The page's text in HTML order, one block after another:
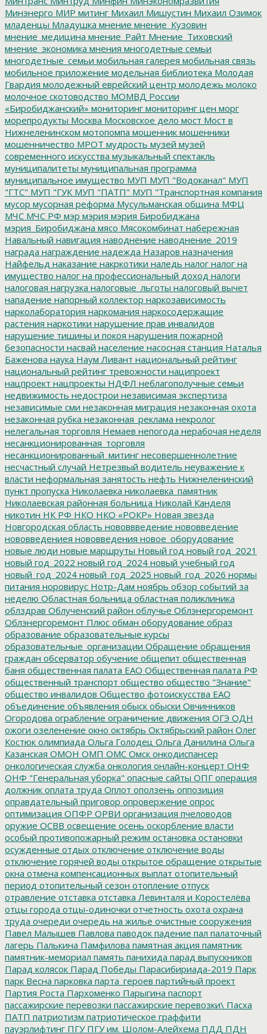
Минэнерго МИР митинг Михаил Мишустин Михаил Озимок
младенцы Младушка мнение мнение_Кузовин
мнение_медицина мнение_Райт Мнение_Тиховский
мнение_экономика мнения многодетные семьи
многодетные_семьи мобильная галерея мобильная связь
мобильное приложение модельная библиотека Молодая
Гвардия молодежный еврейский центр молодежь молоко
молочное скотоводство МОМВД России
«Биробиджанский» мониторинг мониторинг цен морг
морепродукты Москва Московское дело мост Мост в
Нижнеленинском мотопомпа мошенник мошенники
мошенничество МРОТ мудрость музей музей
современного искусства музыкальный спектакль
муниципалитеты муниципальная программа
муниципальное имущество МУП МУП "Водоканал" МУП
"ГТС" МУП "ГУК МУП "ПАТП" МУП "Транспортная компания
мусор мусорная реформа Мусульманская община МФЦ
МЧС МЧС РФ мэр мэрия мэрия Биробиджана
мэрия_Биробиджана мясо Мясокомбинат набережная
Навальный навигация наводнение наводнение_2019
награда награждение надежда Назаров назначения
Найфельд наказание накркотики наледь налог налог на
имущество налог на профессиональный доход налоги
налоговая нагрузка налоговые_льготы налоговый вычет
нападение напорный коллектор наркозависимость
нарколаборатория наркомания наркосодержащие
растения наркотики нарушение прав инвалидов
нарушение тишины и покоя нарушения пожарной
безопасности насвай население насосная станция Наталья
Баженова наука Наум Ливант национальный рейтинг
национальный рейтинг тревожности наципроект
нацпроект нацпроекты НДФЛ неблагополучные семьи
недвижимость недострои независимая экспертиза
независимые сми незаконная миграция незаконная охота
незаконная рубка незаконная_реклама некролог
нелегальная торговля Немаев непогода нерабочая неделя
несанкционированная_торговля
несанкционированный_митинг несовершеннолетние
несчастный случай Нетрезвый водитель неуважение к
власти неформальная занятость нефть Нижнеленинский
пункт пропуска Николаевка николаевка_памятник
Николаевская районная больница Николай Канделя
никотин НК РФ НКО НКО «РОКР» Новая звезда
Новгородская область нововвведение нововведение
нововведениея нововведения новое_оборудование
новые люди новые маршруты Новый год новый год_2021
новый год_2022 новый год_2024 новый учебный год
новый_год_2024 новый_год_2025 новый_год_2026 нормы
питания норовирус Нотр-Дам ноябрь обзор событий за
неделю Областная больница областная поликлиника
облздрав Облученский район облучье Облэнергоремонт
Облэнергоремонт Плюс обман оборудование образ
образование образовательные курсы
образовательные_организации Обращение обращения
граждан обсерватор обучение общепит общественная
баня общественная палата ЕАО Общественная палата РФ
общественный транспорт общество общество "Знание"
общество инвалидов Общество фотоискусства ЕАО
объединение объявления обыск обыски Овчинников
Огородова ограбление ограничение движения ОГЭ ОДН
ожоги озеленение окно октябрь Октябрьский район Олег
Костюк олимпиада Ольга Голодец Ольга Данилина Ольга
Казанская ОМОН ОМП ОМС Омск онкодиспансер
онкологическая служба онкология онлайн-концерт ОНФ
ОНФ "Генеральная уборка" опасные сайты ОПГ операция
должник оплата труда Оплот оползень оппозиция
оправдательный приговор опровержение опрос
оптимизация ОПФР ОРВИ организация пчеловодов
оружие ОСВВ освещение осень оскорбление власти
особый противопожарный режим остановка остановки
осужденные отдых отключение отключение воды
отключение горячей воды открытое обращение открытые
окна отмена компенсационных выплат отопительный
период отопительный сезон отопление отпуск
отравление отставка отставка Левинталя и Коростелёва
отцы города отцы-одиночки отчетность охота охрана
труда очереди очередь на жилье очистные сооружения
Павел Малышев Павлова паводок падение пал палаточный
лагерь Палькина Памфилова памятная акция памятник
памятник-мемориал память панихида парад выпускников
Парад колясок Парад Победы Парасибириада-2019 Парк
парк Весна парковка парта_героев партийный проект
Партия Роста Пархоменко Парыгина паспорт
пассажирские перевозки пассажирские перевозки\ Пасха
ПАТП патриотизм патриотическое граффити
пауэрлифтинг ПГУПГУ им. Шолом-Алейхема ПДД ПДН